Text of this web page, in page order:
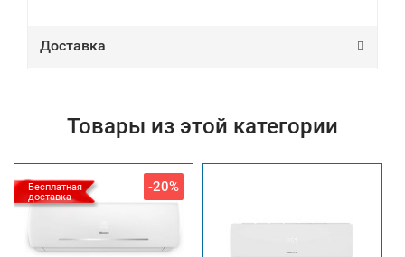
Доставка
Товары из этой категории
Бесплатная
доставка
-20%